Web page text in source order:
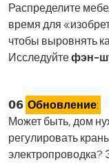
Распределите
время для
чтобы выровнять
Исследуйтефэн-
𝟬𝟲 Обновление:
Может быть, дом
регулировать